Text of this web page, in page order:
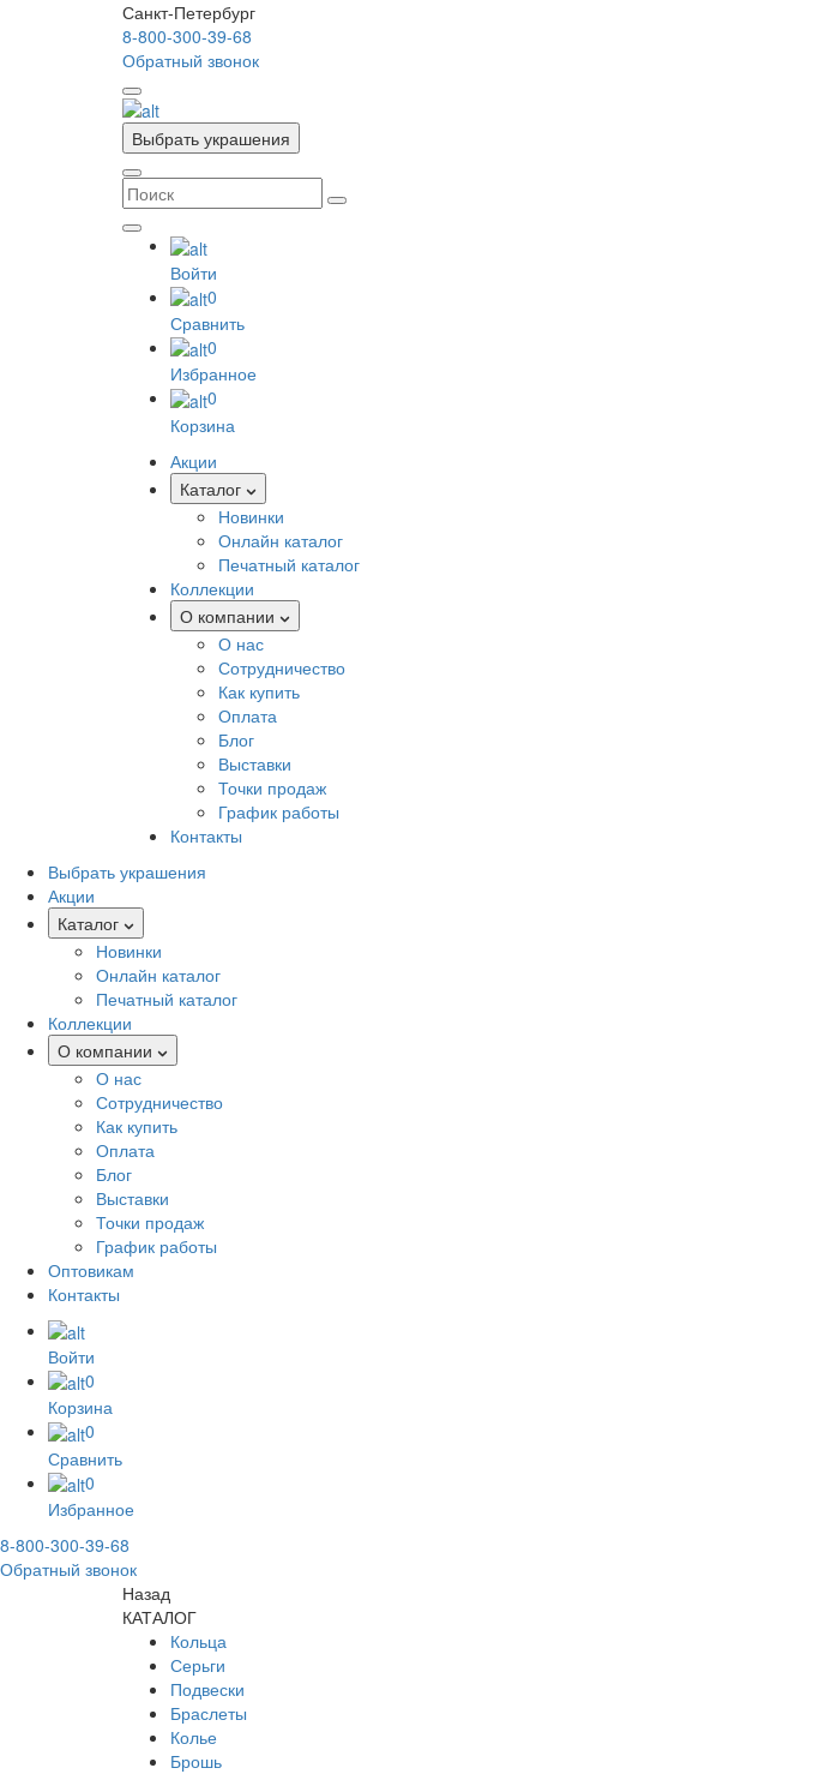
Санкт-Петербург
8-800-300-39-68
Обратный звонок
Выбрать украшения
Войти
0
Сравнить
0
Избранное
0
Корзина
Акции
Каталог
Новинки
Онлайн каталог
Печатный каталог
Коллекции
О компании
О нас
Сотрудничество
Как купить
Оплата
Блог
Выставки
Точки продаж
График работы
Контакты
Выбрать украшения
Акции
Каталог
Новинки
Онлайн каталог
Печатный каталог
Коллекции
О компании
О нас
Сотрудничество
Как купить
Оплата
Блог
Выставки
Точки продаж
График работы
Оптовикам
Контакты
Войти
0
Корзина
0
Сравнить
0
Избранное
8-800-300-39-68
Обратный звонок
Назад
КАТАЛОГ
Кольца
Серьги
Подвески
Браслеты
Колье
Брошь